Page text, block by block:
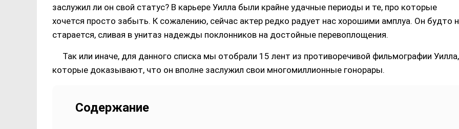
заслужил ли он свой статус? В карьере Уилла были крайне удачные периоды и те, про которые
хочется просто забыть. К сожалению, сейчас актер редко радует нас хорошими амплуа. Он будто
старается, сливая в унитаз надежды поклонников на достойные перевоплощения.
Так или иначе, для данного списка мы отобрали 15 лент из противоречивой фильмографии Уилла,
которые доказывают, что он вполне заслужил свои многомиллионные гонорары.
Содержание